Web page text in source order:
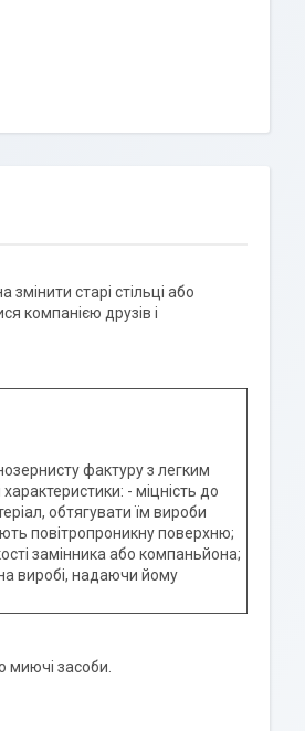
старі стільці або
компанією друзів і
фактуру з легким
- міцність до
обтягувати їм вироби
повітропроникну поверхню;
замінника або компаньйона;
виробі, надаючи йому
миючі засоби.